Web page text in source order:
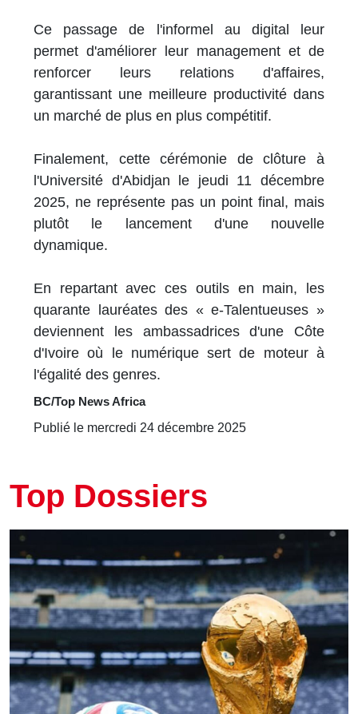
Ce passage de l'informel au digital leur
permet d'améliorer leur management et de
renforcer leurs relations d'affaires,
garantissant une meilleure productivité dans
un marché de plus en plus compétitif.
Finalement, cette cérémonie de clôture à
l'Université d'Abidjan le jeudi 11 décembre
2025, ne représente pas un point final, mais
plutôt le lancement d'une nouvelle
dynamique.
En repartant avec ces outils en main, les
quarante lauréates des « e-Talentueuses »
deviennent les ambassadrices d'une Côte
d'Ivoire où le numérique sert de moteur à
l'égalité des genres.
BC/Top News Africa
Publié le mercredi 24 décembre 2025
Top Dossiers